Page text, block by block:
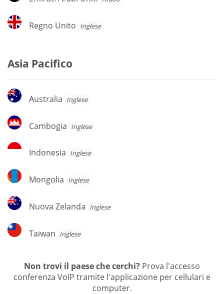
Arabi
Regno
Unito
Regno Unito Inglese
Asia Pacifico
Australia
Australia Inglese
Cambogia
Cambogia Inglese
Indonesia
Indonesia Inglese
Mongolia
Mongolia Inglese
Nuova
Zelanda
Nuova Zelanda Inglese
Taiwan
Taiwan Inglese
Non trovi il paese che cerchi? Prova l'accesso
conferenza VoIP tramite l'applicazione per cellulari e
computer.